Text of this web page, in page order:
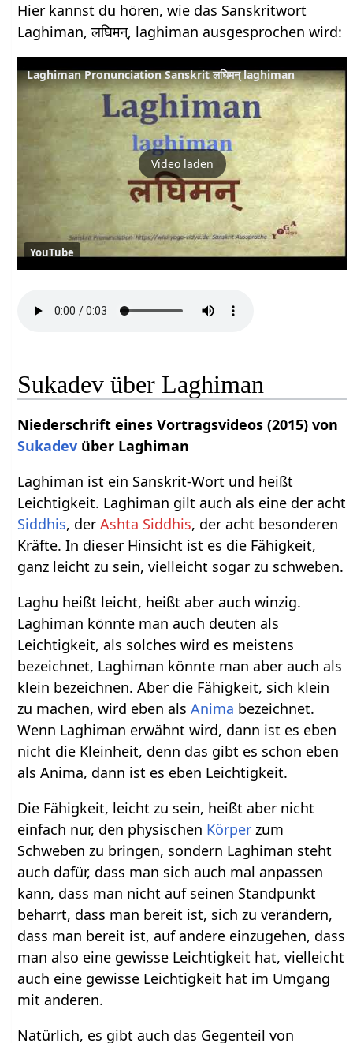
Hier kannst du hören, wie das Sanskritwort
Laghiman, लघिमन्, laghiman ausgesprochen wird:
Laghiman Pronunciation Sanskrit लघिमन् laghiman
Video laden
YouTube
Sukadev über Laghiman
Niederschrift eines Vortragsvideos (2015) von
Sukadev über Laghiman
Laghiman ist ein Sanskrit-Wort und heißt
Leichtigkeit. Laghiman gilt auch als eine der acht
Siddhis, derAshta Siddhis, der acht besonderen
Kräfte. In dieser Hinsicht ist es die Fähigkeit,
ganz leicht zu sein, vielleicht sogar zu schweben.
Laghu heißt leicht, heißt aber auch winzig.
Laghiman könnte man auch deuten als
Leichtigkeit, als solches wird es meistens
bezeichnet, Laghiman könnte man aber auch als
klein bezeichnen. Aber die Fähigkeit, sich klein
zu machen, wird eben alsAnima bezeichnet.
Wenn Laghiman erwähnt wird, dann ist es eben
nicht die Kleinheit, denn das gibt es schon eben
als Anima, dann ist es eben Leichtigkeit.
Die Fähigkeit, leicht zu sein, heißt aber nicht
einfach nur, den physischen Körper zum
Schweben zu bringen, sondern Laghiman steht
auch dafür, dass man sich auch mal anpassen
kann, dass man nicht auf seinen Standpunkt
beharrt, dass man bereit ist, sich zu verändern,
dass man bereit ist, auf andere einzugehen, dass
man also eine gewisse Leichtigkeit hat, vielleicht
auch eine gewisse Leichtigkeit hat im Umgang
mit anderen.
Natürlich, es gibt auch das Gegenteil von